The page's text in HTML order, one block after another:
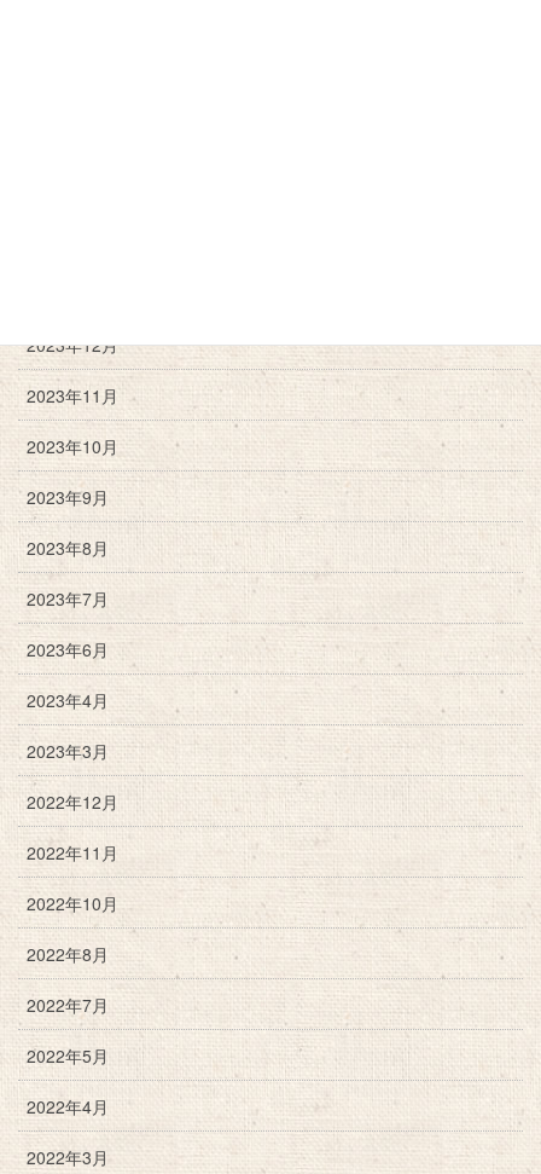
2023年12月
2023年11月
2023年10月
2023年9月
2023年8月
2023年7月
2023年6月
2023年4月
2023年3月
2022年12月
2022年11月
2022年10月
2022年8月
2022年7月
2022年5月
2022年4月
2022年3月